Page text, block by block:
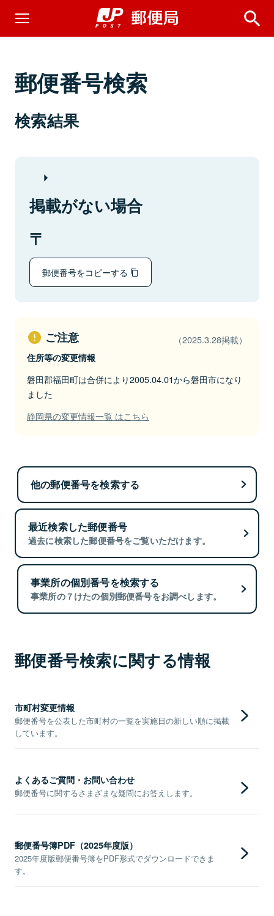
郵便番号検索
検索結果
掲載がない場合
郵便番号をコピーする
ご注意 （2025.3.28掲載）
住所等の変更情報
磐田郡福田町は合併により2005.04.01から磐田市になり
ました
静岡県の変更情報一覧 はこちら
他の郵便番号を検索する
最近検索した郵便番号
過去に検索した郵便番号をご覧いただけます。
事業所の個別番号を検索する
事業所の７けたの個別郵便番号をお調べします。
郵便番号検索に関する情報
市町村変更情報
郵便番号を公表した市町村の一覧を実施日の新しい順に掲載
しています。
よくあるご質問・お問い合わせ
郵便番号に関するさまざまな疑問にお答えします。
郵便番号簿PDF（2025年度版）
2025年度版郵便番号簿をPDF形式でダウンロードできま
す。